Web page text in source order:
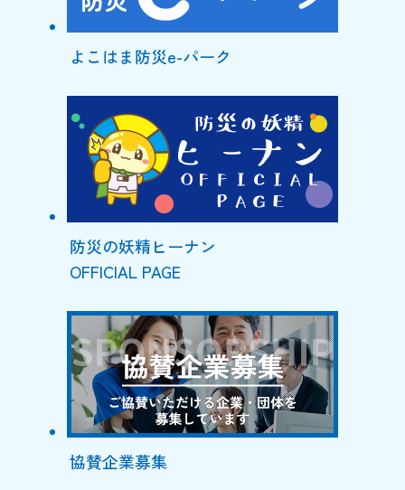
よこはま防災e-パーク
防災の妖精ヒーナン
OFFICIAL PAGE
協賛企業募集